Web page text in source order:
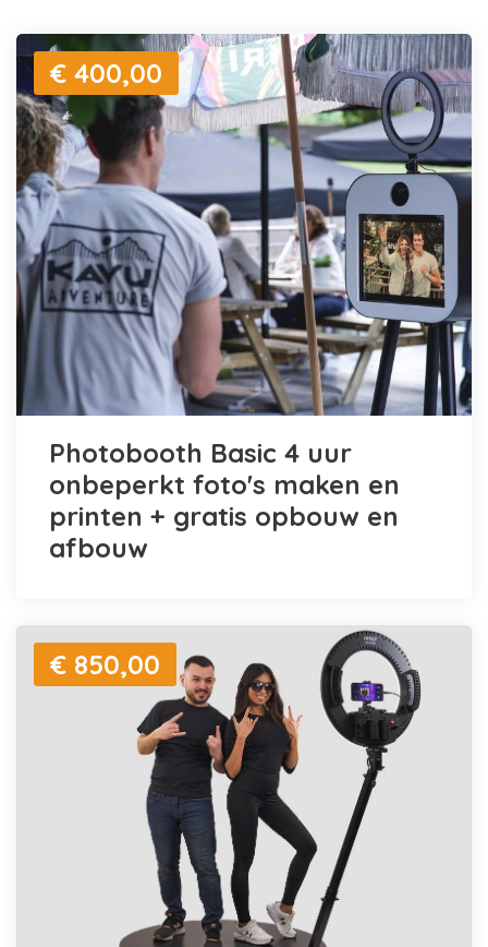
€ 400,00
Photobooth Basic 4 uur
onbeperkt foto's maken en
printen + gratis opbouw en
afbouw
€ 850,00